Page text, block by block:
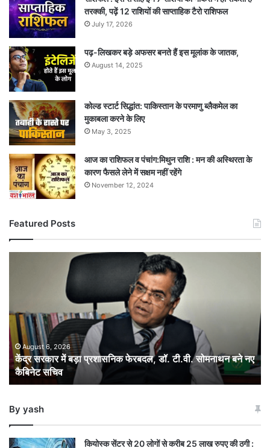
तरक्की, पढ़ें 12 राशियों की साप्ताहिक टैरो राशिफल
July 17, 2026
पढ़-लिखकर बड़े अफसर बनते हैं इस मूलांक के जातक,
August 14, 2025
कोल्ड स्टार्ट सिद्धांत: पाकिस्तान के परमाणु ब्लैकमेल का
मुकाबला करने के लिए
May 3, 2025
आज का राशिफल व पंचांग:मिथुन राशि : मन की अस्थिरता के
कारण फैसले लेने में सक्षम नहीं रहेंगे
November 12, 2024
Featured Posts
फेरबदल,
डॉ.
टी.वी.
सोमनाथन
बने
नए
सचिव
August 6, 2026
केंद्र सरकार में बड़ा प्रशासनिक फेरबदल, डॉ. टी.वी. सोमनाथन बने नए
कैबिनेट सचिव
By yash
कियोस्क सेंटर से 20 लोगों से करीब 25 लाख रुपए की ठगी :